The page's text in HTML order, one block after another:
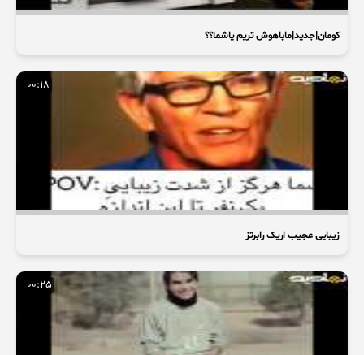
کومان|جدید|ماباهوش تریم یاشما؟؟
00:18
زیبایی عجیب اریک رابرتز
00:25